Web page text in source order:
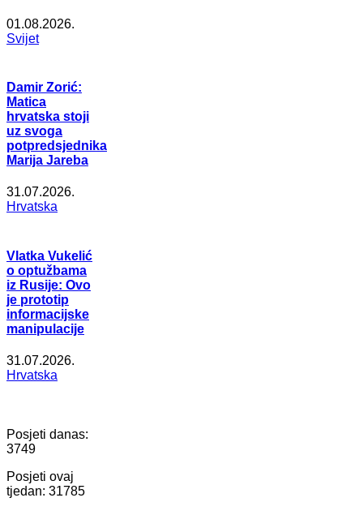
01.08.2026.
Svijet
Damir Zorić:
Matica
hrvatska stoji
uz svoga
potpredsjednika
Marija Jareba
31.07.2026.
Hrvatska
Vlatka Vukelić
o optužbama
iz Rusije: Ovo
je prototip
informacijske
manipulacije
31.07.2026.
Hrvatska
Posjeti danas:
3749
Posjeti ovaj
tjedan: 31785